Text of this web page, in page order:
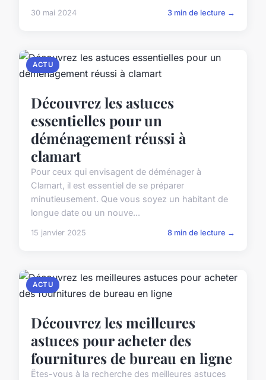
30 mai 2024 3 min de lecture →
ACTU
Découvrez les astuces
essentielles pour un
déménagement réussi à
clamart
Pour ceux qui envisagent de déménager à
Clamart, il est essentiel de se préparer
minutieusement. Que vous soyez un habitant de
longue date ou un nouve...
15 janvier 2025 8 min de lecture →
ACTU
Découvrez les meilleures
astuces pour acheter des
fournitures de bureau en ligne
Êtes-vous à la recherche des meilleures astuces